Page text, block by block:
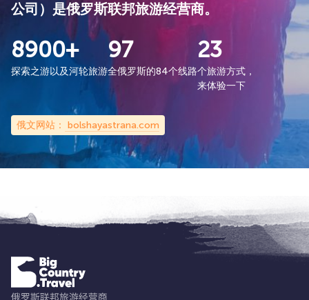
公司）是俄罗斯联邦旅游经营商。
8900+
探索之游以及河轮旅游
97
全俄罗斯的84个线路
23
个旅游方式，
来体验一下
俄文网站： bolshayastrana.com